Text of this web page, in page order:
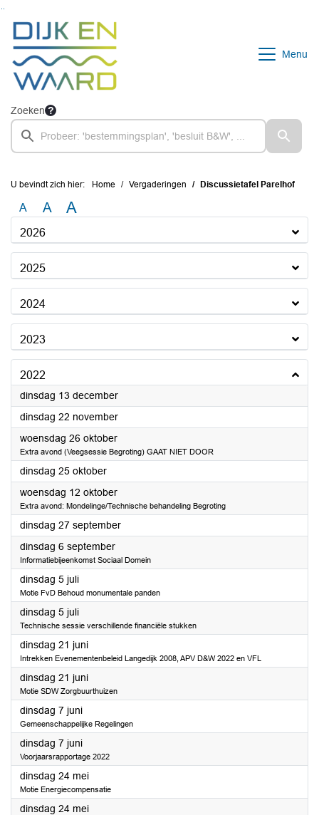
Menu
Zoeken
U bevindt zich hier: Home Vergaderingen Discussietafel Parelhof
A A A
2026
2025
2024
2023
2022
dinsdag 13 december2022
dinsdag 22 november2022
woensdag 26 oktober2022
Extra avond (Veegsessie Begroting) GAAT NIET DOOR
dinsdag 25 oktober2022
woensdag 12 oktober2022
Extra avond: Mondelinge/Technische behandeling Begroting
dinsdag 27 september2022
dinsdag 6 september2022
Informatiebijeenkomst Sociaal Domein
dinsdag 5 juli2022
Motie FvD Behoud monumentale panden
dinsdag 5 juli2022
Technische sessie verschillende financiële stukken
dinsdag 21 juni2022
Intrekken Evenementenbeleid Langedijk 2008, APV D&W 2022 en VFL
dinsdag 21 juni2022
Motie SDW Zorgbuurthuizen
dinsdag 7 juni2022
Gemeenschappelijke Regelingen
dinsdag 7 juni2022
Voorjaarsrapportage 2022
dinsdag 24 mei2022
Motie Energiecompensatie
dinsdag 24 mei2022